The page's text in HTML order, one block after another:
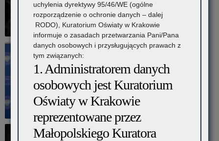
uchylenia dyrektywy 95/46/WE (ogólne
rozporządzenie o ochronie danych – dalej
RODO), Kuratorium Oświaty w Krakowie
informuje o zasadach przetwarzania Pani/Pana
danych osobowych i przysługujących prawach z
tym związanych:
1. Administratorem danych
osobowych jest Kuratorium
Oświaty w Krakowie
reprezentowane przez
Małopolskiego Kuratora